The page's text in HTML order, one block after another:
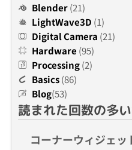
Blender(21)
LightWave3D (1)
Digital Camera (21)
Hardware (95)
Processing(2)
Basics(86)
Blog(53)
読まれた回数の多
コーナーウィジェッ